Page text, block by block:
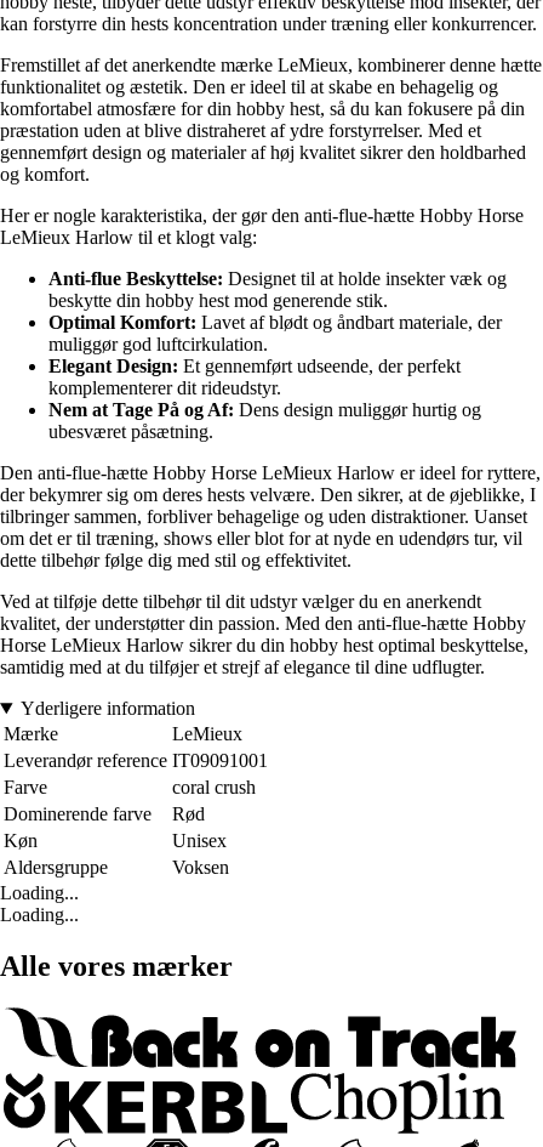
kan forstyrre din hests koncentration under træning eller konkurrencer.
Fremstillet af det anerkendte mærke LeMieux, kombinerer denne hætte
funktionalitet og æstetik. Den er ideel til at skabe en behagelig og
komfortabel atmosfære for din hobby hest, så du kan fokusere på din
præstation uden at blive distraheret af ydre forstyrrelser. Med et
gennemført design og materialer af høj kvalitet sikrer den holdbarhed
og komfort.
Her er nogle karakteristika, der gør den anti-flue-hætte Hobby Horse
LeMieux Harlow til et klogt valg:
Anti-flue Beskyttelse: Designet til at holde insekter væk og
beskytte din hobby hest mod generende stik.
Optimal Komfort: Lavet af blødt og åndbart materiale, der
muliggør god luftcirkulation.
Elegant Design: Et gennemført udseende, der perfekt
komplementerer dit rideudstyr.
Nem at Tage På og Af: Dens design muliggør hurtig og
ubesværet påsætning.
Den anti-flue-hætte Hobby Horse LeMieux Harlow er ideel for ryttere,
der bekymrer sig om deres hests velvære. Den sikrer, at de øjeblikke, I
tilbringer sammen, forbliver behagelige og uden distraktioner. Uanset
om det er til træning, shows eller blot for at nyde en udendørs tur, vil
dette tilbehør følge dig med stil og effektivitet.
Ved at tilføje dette tilbehør til dit udstyr vælger du en anerkendt
kvalitet, der understøtter din passion. Med den anti-flue-hætte Hobby
Horse LeMieux Harlow sikrer du din hobby hest optimal beskyttelse,
samtidig med at du tilføjer et strejf af elegance til dine udflugter.
Yderligere information
Mærke
LeMieux
Leverandør reference IT09091001
Farve
coral crush
Dominerende farve
Rød
Køn
Unisex
Aldersgruppe
Voksen
Loading...
Loading...
Alle vores mærker